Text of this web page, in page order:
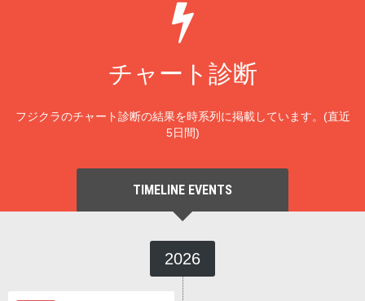
チャート診断
フジクラのチャート診断の結果を時系列に掲載しています。(直近
5日間)
TIMELINE EVENTS
2026